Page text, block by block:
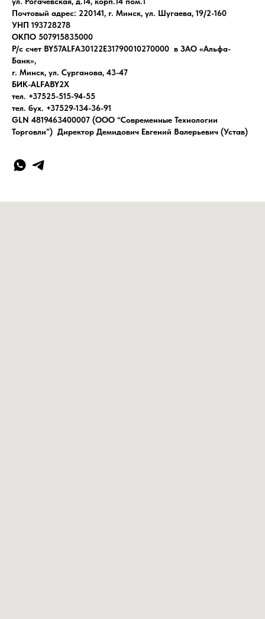
Почтовый адрес: 220141, г. Минск, ул. Шугаева, 19/2-160
УНП 193728278
ОКПО 507915835000
Р/с счет BY57ALFA30122E31790010270000 в ЗАО «Альфа-
Банк»,
г. Минск, ул. Сурганова, 43-47
БИК-ALFABY2X
тел. +37525-515-94-55
тел. бух. +37529-134-36-91
GLN 4819463400007 (ООО “Современные Технологии
Торговли”) Директор Демидович Евгений Валерьевич (Устав)